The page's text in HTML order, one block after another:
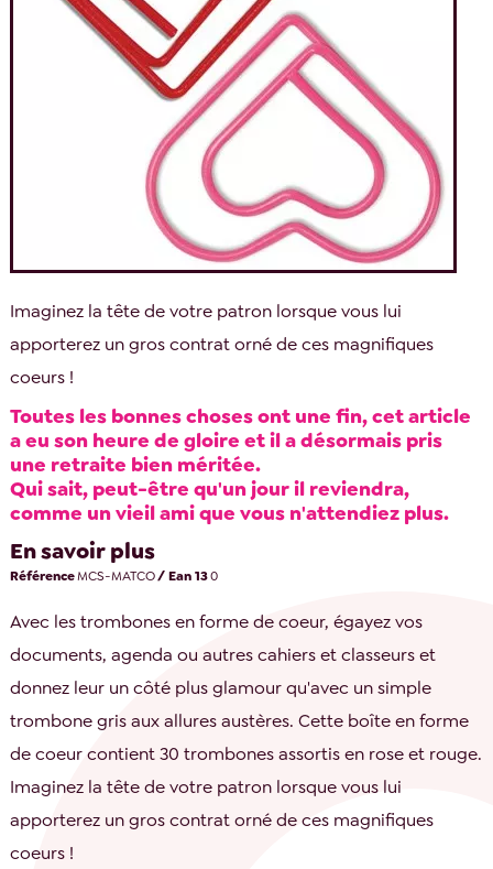
Imaginez la tête de votre patron lorsque vous lui
apporterez un gros contrat orné de ces magnifiques
coeurs !
Toutes les bonnes choses ont une fin, cet article
a eu son heure de gloire et il a désormais pris
une retraite bien méritée.
Qui sait, peut-être qu'un jour il reviendra,
comme un vieil ami que vous n'attendiez plus.
En savoir plus
RéférenceMCS-MATCO/ Ean 130
Avec les trombones en forme de coeur, égayez vos
documents, agenda ou autres cahiers et classeurs et
donnez leur un côté plus glamour qu'avec un simple
trombone gris aux allures austères. Cette boîte en forme
de coeur contient 30 trombones assortis en rose et rouge.
Imaginez la tête de votre patron lorsque vous lui
apporterez un gros contrat orné de ces magnifiques
coeurs !